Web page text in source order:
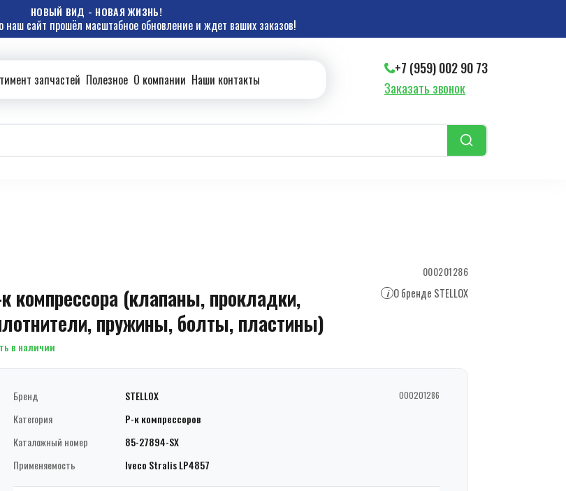
НОВЫЙ ВИД - НОВАЯ ЖИЗНЬ!
сайт прошёл масштабное обновление и ждет ваших заказов!
запчастей Полезное О компании Наши контакты
+7 (959) 002 90 73
Заказать звонок
000201286
компрессора (клапаны, прокладки,
пружины, болты, пластины)
i О бренде STELLOX
в наличии
Бренд STELLOX 000201286
Категория
Р-к компрессоров
Каталожный номер
85-27894-SX
Применяемость
Iveco Stralis LP4857